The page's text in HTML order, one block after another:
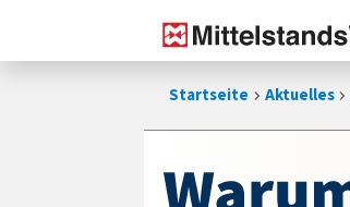
Startseite Aktuelles